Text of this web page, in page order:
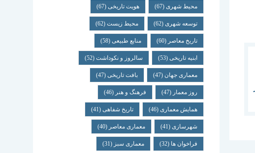
محیط شهری(67) هویت تاریخی(67)
توسعه شهری(62) محیط زیست(62)
تاریخ معاصر (60) منابع طبیعی(58)
ابنیه تاریخی(53) سالروز و نکوداشت(52)
معماری جهان (47) بافت تاریخی(47)
روز معمار (47) فرهنگ و هنر (46)
همایش معماری(46) تاریخ شفاهی(41)
شهرسازی(41) معماری معاصر (40)
فراخوان ها (32) معماری سبز (31)